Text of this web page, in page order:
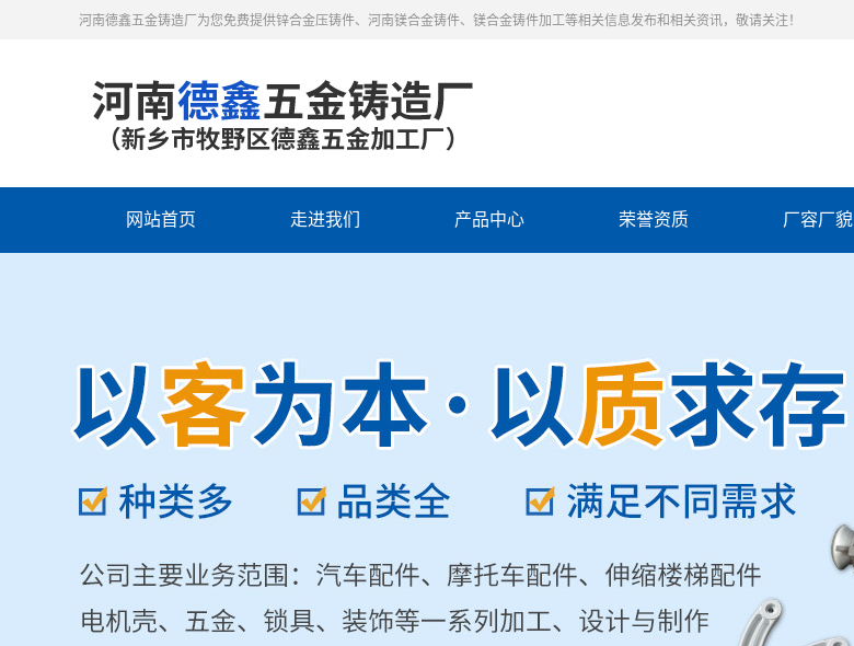
河南德鑫五金铸造厂为您免费提供锌合金压铸件、河南镁合金铸件、镁合金铸件加工等相关信息发布和相关资讯，敬请关注！
网站首页 走进我们 产品中心 荣誉资质 厂容厂貌